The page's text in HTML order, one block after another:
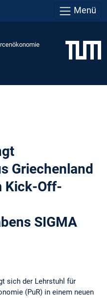
Menü
Griechenland
Kick-Off-
SIGMA
sich der Lehrstuhl für
(PuR) in einem neuen